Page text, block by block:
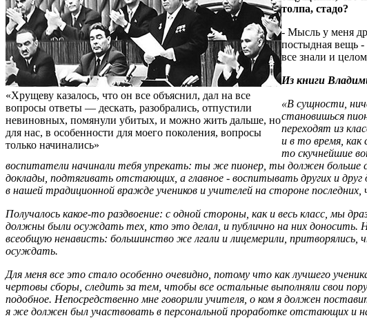
«Хрущеву казалось, что он все объяснил, дал на все
вопросы ответы — дескать, разобрались, отпустили
невиновных, помянули убитых, и можно жить дальше, но
для нас, в особенности для моего поколения, вопросы
только начинались»
толпа, стадо?
- Мысль у меня
постыдная вещь -
все знали и
Из книги
«В сущности,
становишься
переходят из
и в то время, как
то скучнейшие
воспитатели начинали тебя упрекать: ты же пионер, ты должен больше
доклады, подтягивать отстающих, а главное - воспитывать других и
в нашей традиционной вражде учеников и учителей на стороне
Получалось какое-то раздвоение: с одной стороны, как и весь класс, мы
должны были осуждать тех, кто это делал, и публично на них доносить.
всеобщую ненависть: большинство же лгали и лицемерили,
осуждать.
Для меня все это стало особенно очевидно, потому что как лучшего
чертовы сборы, следить за тем, чтобы все остальные выполняли свои
подобное. Непосредственно мне говорили учителя, о ком я должен
я же должен был участвовать в персональной проработке отстающих и